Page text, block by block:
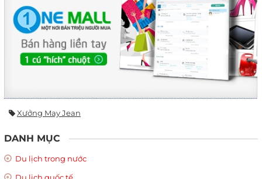
Xưởng May Jean
DANH MỤC
Du lịch trong nước
Du lịch quốc tế